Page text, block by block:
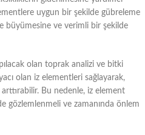
uygun bir şekilde gübreleme
büyümesine ve verimli bir şekilde
olan toprak analizi ve bitki
olan iz elementleri sağlayarak,
Bu nedenle, iz element
gözlemlenmeli ve zamanında önlem